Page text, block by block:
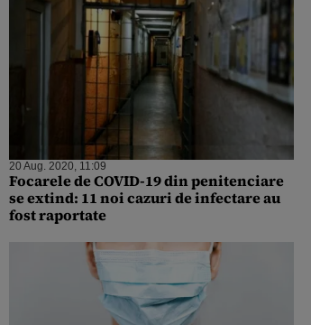
20 Aug. 2020, 11:09
Focarele de COVID-19 din penitenciare
se extind: 11 noi cazuri de infectare au
fost raportate